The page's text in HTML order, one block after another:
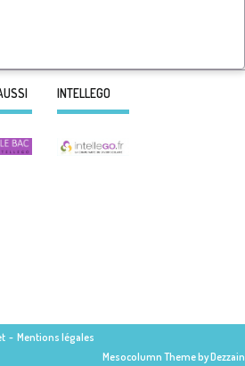
INTELLEGO
- Mentions légales
Mesocolumn Theme by Dezzain